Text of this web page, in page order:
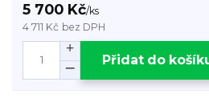
5 700 Kč/ks
4 711 Kč bez DPH
Přidat do